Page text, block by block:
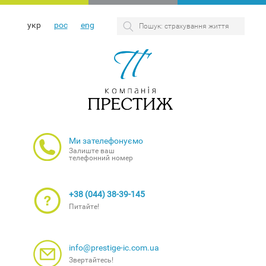
укр рос eng
Ми зателефонуємо
Залиште ваш
телефонний номер
+38 (044) 38-39-145
Питайте!
info@prestige-ic.com.ua
Звертайтесь!